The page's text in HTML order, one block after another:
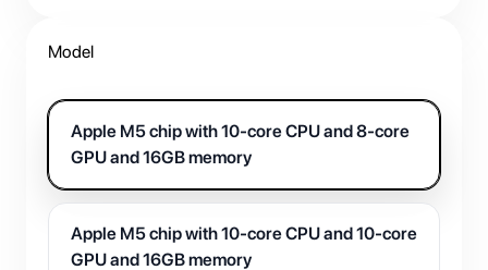
Model
Apple M5 chip with 10-core CPU and 8-core
GPU and 16GB memory
Apple M5 chip with 10-core CPU and 10-core
GPU and 16GB memory